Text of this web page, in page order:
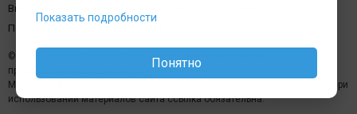
Выходные данные СМИ
Пользовательское соглашение
© 2026 МЕДИАЗАВОД — Сайт может содержать контент,
предназначенный для лиц 18+
Мнение редакции может не совпадать с мнением отдельных авторов.При
использовании материалов сайта ссылка обязательна.
Показать подробности
Понятно